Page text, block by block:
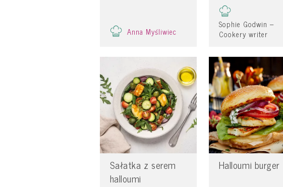
Anna Myśliwiec
Sophie Godwin –
Cookery writer
Sałatka z serem
halloumi
Halloumi burger